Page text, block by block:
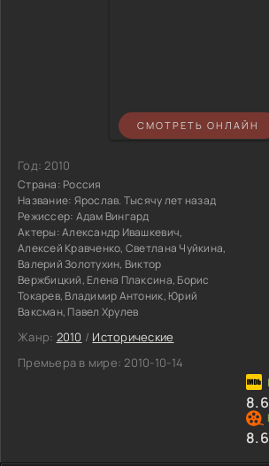
СМОТРЕТЬ ОНЛАЙН
Год:2010
Страна: Россия
Название: Ярослав. Тысячу лет назад
Режиссер: Адам Вингард
Актеры:Александр Ивашкевич,
Алексей Кравченко, Светлана Чуйкина,
Валерий Золотухин, Виктор
Вержбицкий, Елена Плаксина, Борис
Токарев, Владимир Антоник, Юрий
Ваксман, Павел Хрулев
Жанр: 2010 / Исторические
Премьера в мире: 2010-10-14
8.6
8.6